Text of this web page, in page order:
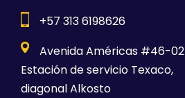
+57 313 6198626
Avenida Américas #46-02
Estación de servicio Texaco,
diagonal Alkosto